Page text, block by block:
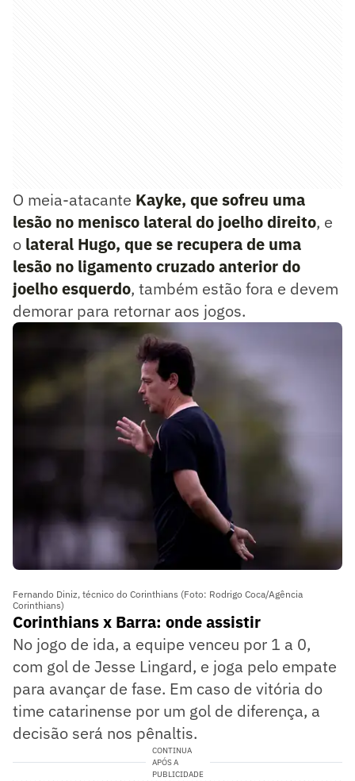
O meia-atacante Kayke, que sofreu uma
lesão no menisco lateral do joelho direito, e
o lateral Hugo, que se recupera de uma
lesão no ligamento cruzado anterior do
joelho esquerdo, também estão fora e devem
demorar para retornar aos jogos.
Fernando Diniz, técnico do Corinthians (Foto: Rodrigo Coca/Agência
Corinthians)
Corinthians x Barra: onde assistir
No jogo de ida, a equipe venceu por 1 a 0,
com gol de Jesse Lingard, e joga pelo empate
para avançar de fase. Em caso de vitória do
time catarinense por um gol de diferença, a
decisão será nos pênaltis.
CONTINUA
APÓS A
PUBLICIDADE